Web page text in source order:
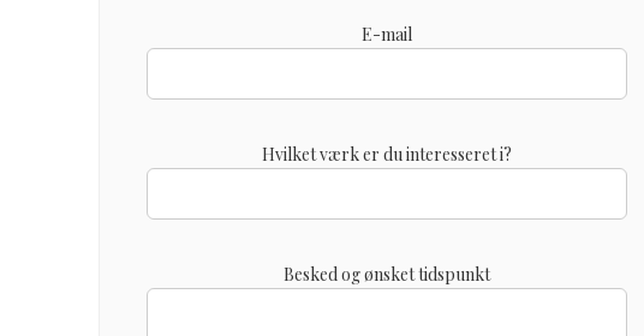
E-mail
Hvilket værk er du interesseret i?
Besked og ønsket tidspunkt